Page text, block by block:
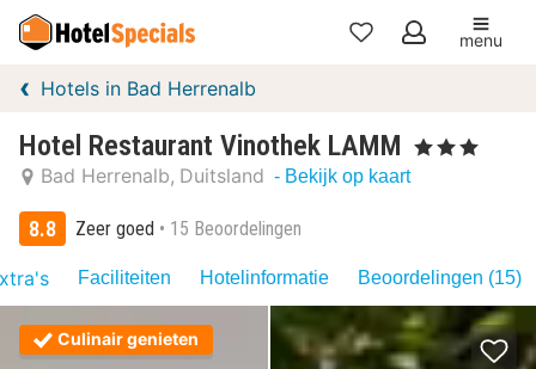
Mijn
menu
Hotels in Bad Herrenalb
Hotel Restaurant Vinothek LAMM , 3 Sterren
Bad Herrenalb Duitsland - Bekijk op kaart
8.8 Zeer goed 15 Beoordelingen
Faciliteiten Hotelinformatie Beoordelingen (15)
Culinair genieten